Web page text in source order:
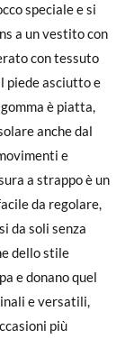
speciale e si
a un vestito con
con tessuto
piede asciutto e
è piatta,
anche dal
e
a strappo è un
da regolare,
da soli senza
dello stile
e donano quel
e versatili,
più